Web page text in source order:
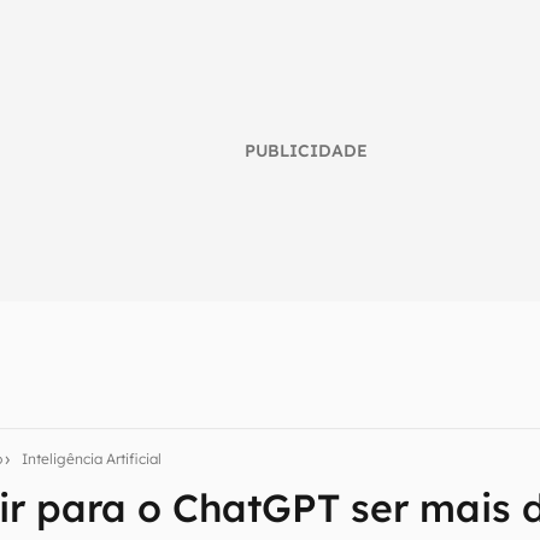
PUBLICIDADE
Inteligência Artificial
para o ChatGPT ser mais
do Canaltech e receba notícias e reviews sobre tecnologia